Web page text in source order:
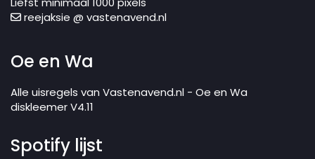
reejaksie @ vastenavend.nl
Oe en Wa
Alle uisregels van Vastenavend.nl - Oe en Wa
diskleemer V4.11
Spotify lijst